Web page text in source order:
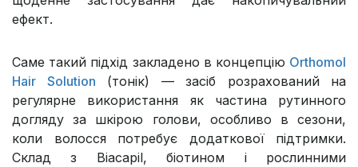
ефект.
Саме такий підхід закладено в концепцію Orthomol
Hair Solution (тонік) — засіб розрахований на
регулярне використання як частина рутинного
догляду за шкірою голови, особливо в сезони,
коли волосся потребує додаткової підтримки.
Склад з Biacapil, біотином і рослинними